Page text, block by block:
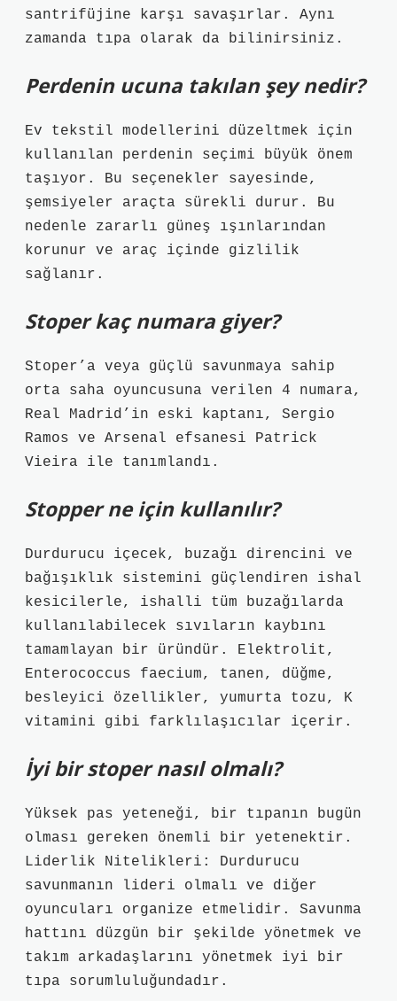
santrifüjine karşı savaşırlar. Aynı
zamanda tıpa olarak da bilinirsiniz.
Perdenin ucuna takılan şey nedir?
Ev tekstil modellerini düzeltmek için
kullanılan perdenin seçimi büyük önem
taşıyor. Bu seçenekler sayesinde,
şemsiyeler araçta sürekli durur. Bu
nedenle zararlı güneş ışınlarından
korunur ve araç içinde gizlilik
sağlanır.
Stoper kaç numara giyer?
Stoper’a veya güçlü savunmaya sahip
orta saha oyuncusuna verilen 4 numara,
Real Madrid’in eski kaptanı, Sergio
Ramos ve Arsenal efsanesi Patrick
Vieira ile tanımlandı.
Stopper ne için kullanılır?
Durdurucu içecek, buzağı direncini ve
bağışıklık sistemini güçlendiren ishal
kesicilerle, ishalli tüm buzağılarda
kullanılabilecek sıvıların kaybını
tamamlayan bir üründür. Elektrolit,
Enterococcus faecium, tanen, düğme,
besleyici özellikler, yumurta tozu, K
vitamini gibi farklılaşıcılar içerir.
İyi bir stoper nasıl olmalı?
Yüksek pas yeteneği, bir tıpanın bugün
olması gereken önemli bir yetenektir.
Liderlik Nitelikleri: Durdurucu
savunmanın lideri olmalı ve diğer
oyuncuları organize etmelidir. Savunma
hattını düzgün bir şekilde yönetmek ve
takım arkadaşlarını yönetmek iyi bir
tıpa sorumluluğundadır.